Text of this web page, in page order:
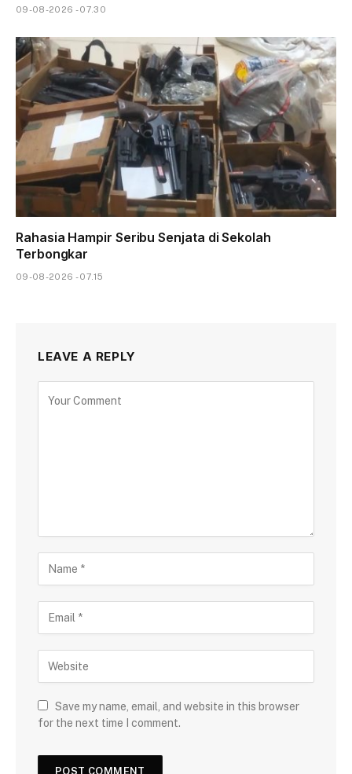
09-08-2026 - 07.30
Rahasia Hampir Seribu Senjata di Sekolah
Terbongkar
09-08-2026 - 07.15
LEAVE A REPLY
Save my name, email, and website in this browser
for the next time I comment.